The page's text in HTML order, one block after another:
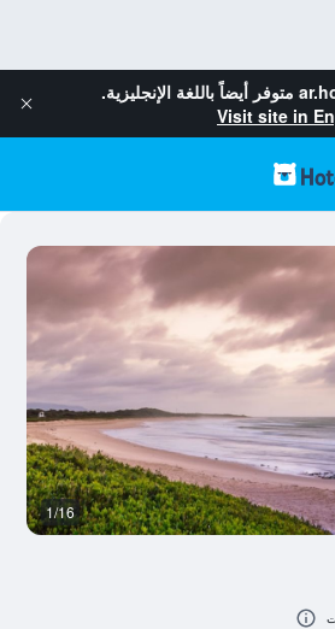
متوفر أيضاً باللغة الإنجليزية.
Visit site in
1/16